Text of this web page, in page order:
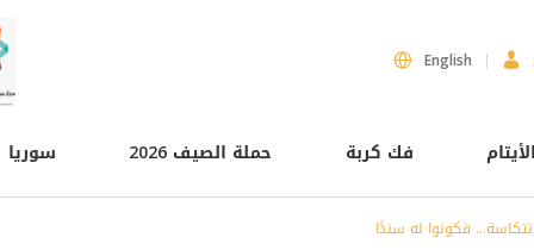
English
فك كربة حملة الصيف 2026 سوريا
فكونوا له سندًا